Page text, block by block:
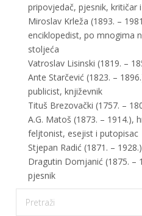
pripovjedač, pjesnik, kritičar
Miroslav Krleža (1893. –
enciklopedist, po mnogima
stoljeća
Vatroslav Lisinski (1819. –
Ante Starčević (1823. –
publicist, književnik
Tituš Brezovački (1757. –
A.G. Matoš (1873. – 1914.),
feljtonist, esejist i putopisac
Stjepan Radić (1871. –
Dragutin Domjanić (1875. –
pjesnik